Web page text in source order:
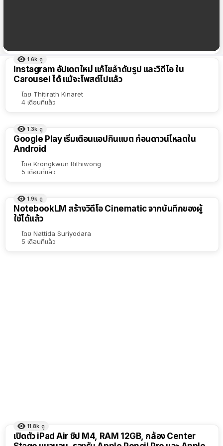
ผลลัพธ์
ทั้งหมด
เรียง
ตาม
เลือก
1.6k ดู
Instagram อัปเดตใหม่ แก้ไขลำดับรูป และวิดีโอ ใน
Carousel ได้ แม้จะโพสต์ไปแล้ว
โดย Thitirath Kinaret
4 เดือนที่แล้ว
1.3k ดู
Google Play เริ่มเตือนแอปกินแบต ก่อนดาวน์โหลดใน
Android
โดย Krongkwun Rithiwong
5 เดือนที่แล้ว
1.9k ดู
NotebookLM สร้างวิดีโอ Cinematic จากบันทึกของผู้
ใช้ได้แล้ว
โดย Nattida Suriyodara
5 เดือนที่แล้ว
11.8k ดู
เปิดตัว iPad Air ชิป M4, RAM 12GB, กล้อง Center